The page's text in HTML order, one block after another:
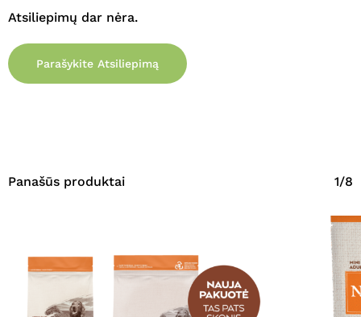
Atsiliepimų dar nėra.
Parašykite Atsiliepimą
Panašūs produktai 1/8